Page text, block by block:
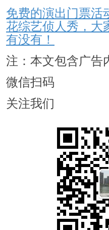
免费的演出门票活
花综艺侦人秀，大
有没有！
注：本文包含广告
微信扫码
关注我们